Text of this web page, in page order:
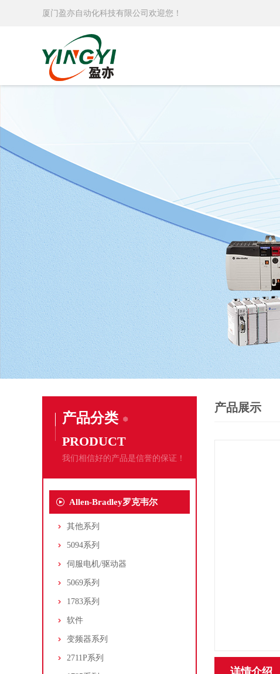
厦门盈亦自动化科技有限公司欢迎您！
产品分类
PRODUCT
我们相信好的产品是信誉的保证！
Allen-Bradley罗克韦尔
其他系列
5094系列
伺服电机/驱动器
5069系列
1783系列
软件
变频器系列
2711P系列
产品展示
详情介绍